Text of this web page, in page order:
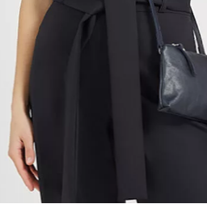
nous
qui